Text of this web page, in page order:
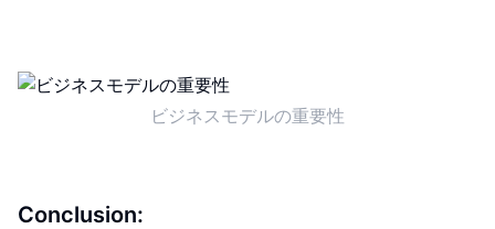
ビジネスモデルの重要性
Conclusion: